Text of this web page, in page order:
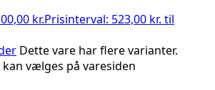
kr.Prisinterval: 523,00 kr. til
Dette vare har flere varianter.
vælges på varesiden